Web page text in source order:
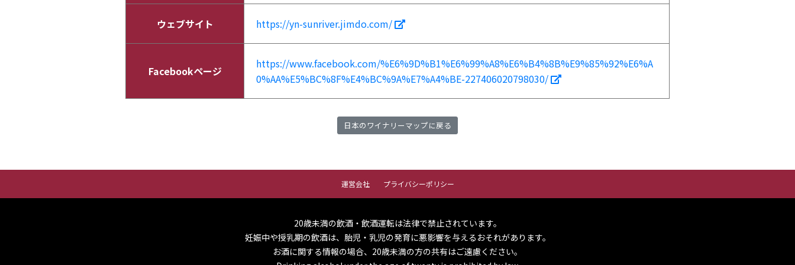
ウェブサイト https://yn-sunriver.jimdo.com/
Facebookページ
https://www.facebook.com/%E6%9D%B1%E6%99%A8%E6%B4%8B%E9%85%92%E6%A
0%AA%E5%BC%8F%E4%BC%9A%E7%A4%BE-227406020798030/
日本のワイナリーマップに戻る
運営会社 プライバシーポリシー
20歳未満の飲酒・飲酒運転は法律で禁止されています。
妊娠中や授乳期の飲酒は、胎児・乳児の発育に悪影響を与えるおそれがあります。
お酒に関する情報の場合、20歳未満の方の共有はご遠慮ください。